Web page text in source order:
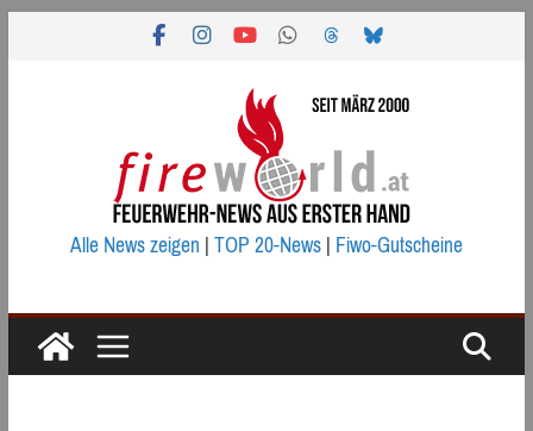
Alle News zeigen|TOP 20-News|Fiwo-Gutscheine